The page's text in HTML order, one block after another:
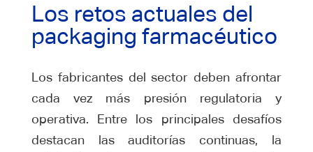
Los retos actuales del
packaging farmacéutico
Los fabricantes del sector deben afrontar
cada vez más presión regulatoria y
operativa. Entre los principales desafíos
destacan las auditorías continuas, la